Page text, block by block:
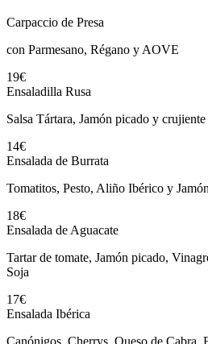
Carpaccio de Presa
con Parmesano, Régano y AOVE
19€
Ensaladilla Rusa
Salsa Tártara, Jamón picado y
14€
Ensalada de Burrata
Tomatitos, Pesto, Aliño Ibérico y
18€
Ensalada de Aguacate
Tartar de tomate, Jamón picado,
Soja
17€
Ensalada Ibérica